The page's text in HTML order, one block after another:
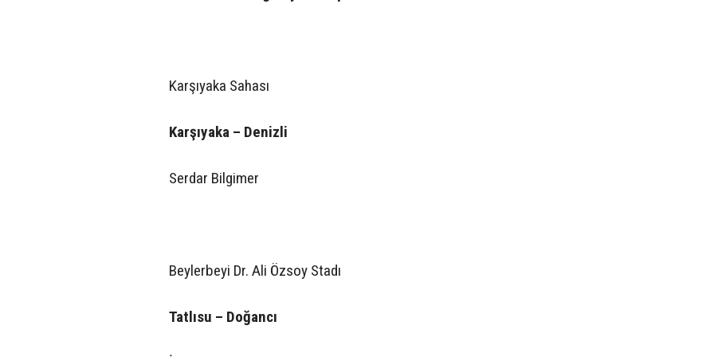
Karşıyaka Sahası
Karşıyaka – Denizli
Serdar Bilgimer
Beylerbeyi Dr. Ali Özsoy Stadı
Tatlısu – Doğancı